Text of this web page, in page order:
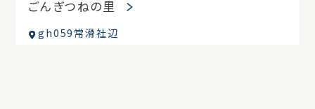
ごんぎつねの里
gh059常滑社辺